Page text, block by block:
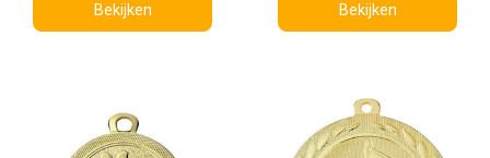
Bekijken Bekijken